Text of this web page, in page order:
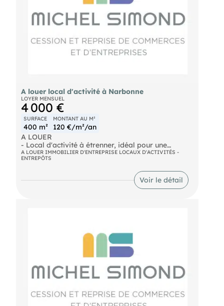
A louer local d'activité à Narbonne
LOYER MENSUEL
4 000 €
SURFACE
400 m²
MONTANT AU M²
120 €/m²/an
A LOUER
- Local d'activité à étrenner, idéal pour une
entreprise en croissance souhaitant se développer
sur Narbonne. Sa mezzanine béton de 100M2 offre
de nombreuses solutions d'aménagement. Porte
4x4 et accès piétons. Emplacement idéal. Nous
A LOUER IMMOBILIER D'ENTREPRISE LOCAUX D'ACTIVITÉS -
ENTREPÔTS
Voir le détail